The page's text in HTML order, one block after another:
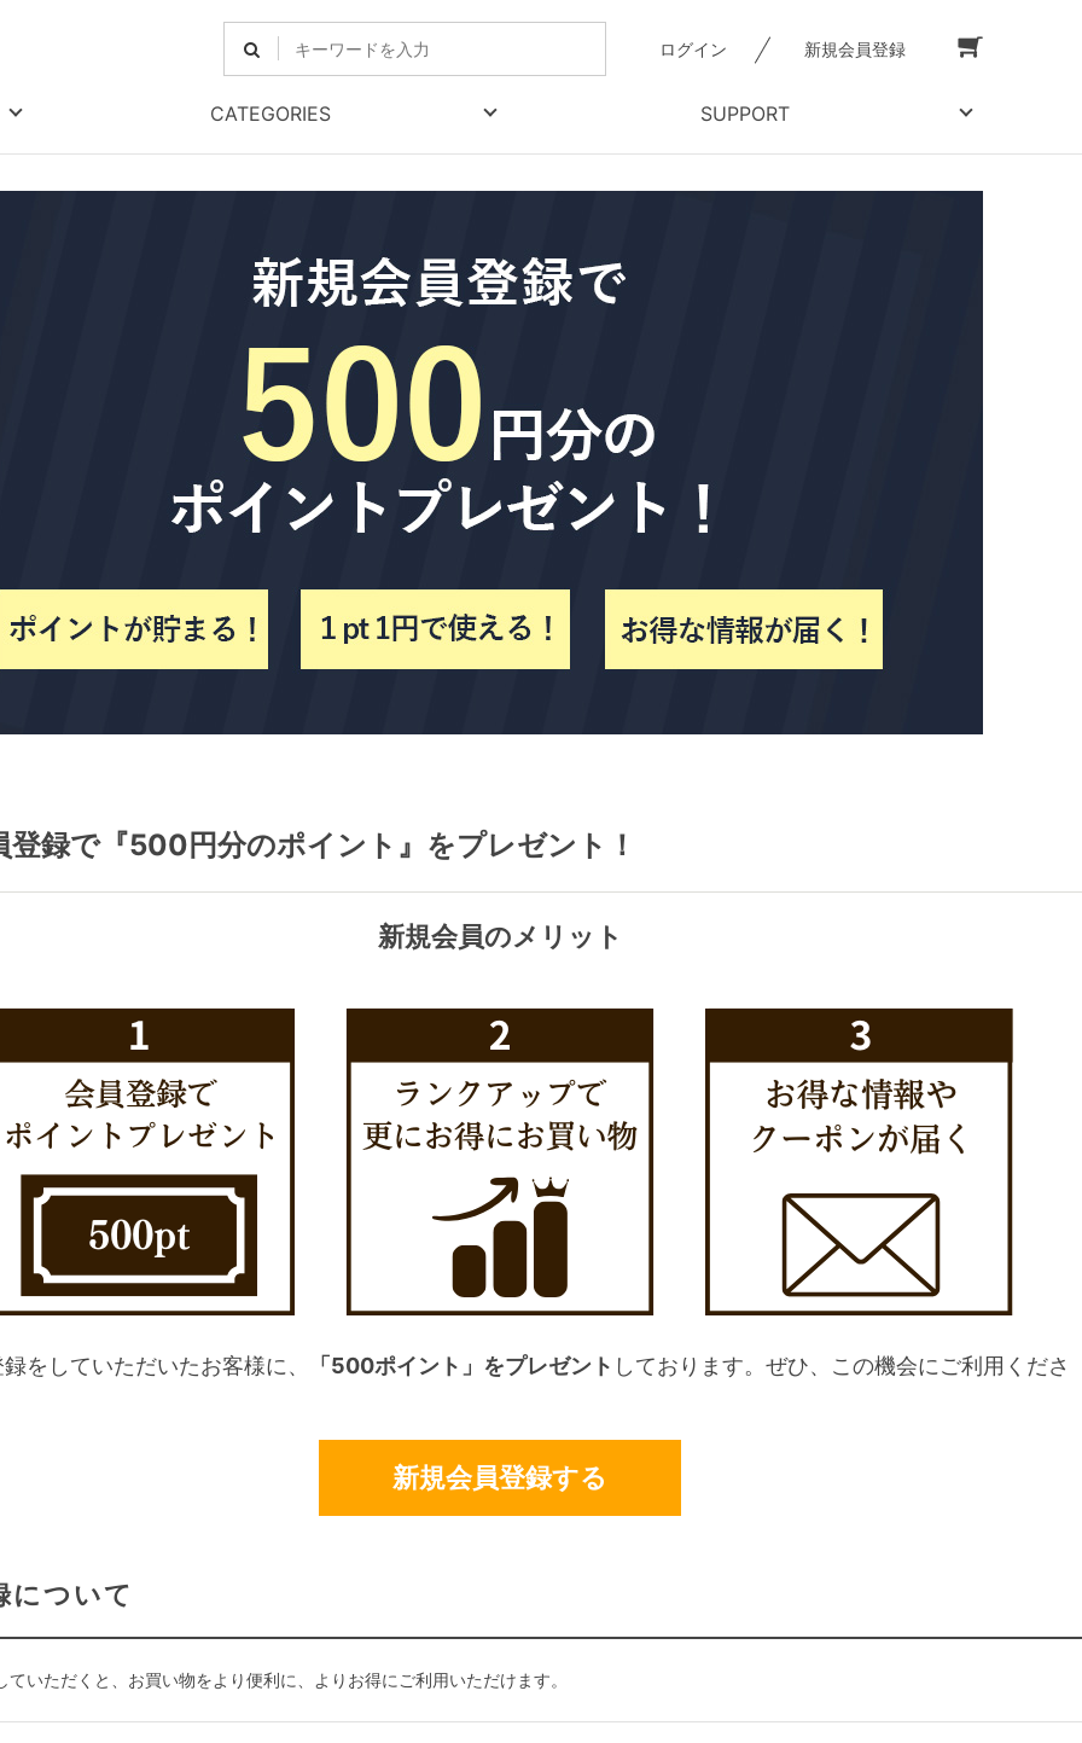
ログイン 新規会員登録
CATEGORIES SUPPORT
登録で『500円分のポイント』をプレゼント！
新規会員のメリット
をしていただいたお客様に、 「500ポイント」をプレゼント しております。ぜひ、この機会にご利用くださ
新規会員登録する
について
ていただくと、お買い物をより便利に、よりお得にご利用いただけます。